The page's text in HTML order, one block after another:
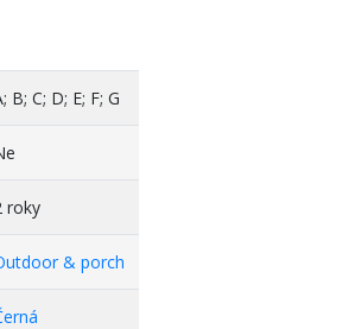
B; C; D; E; F; G
roky
& porch